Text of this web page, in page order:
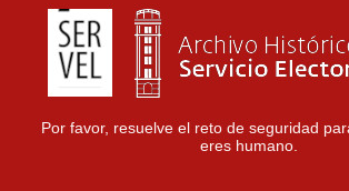
Por favor, resuelve el reto de seguridad
eres humano.